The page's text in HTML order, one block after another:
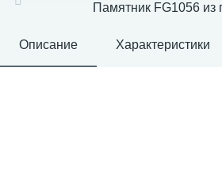
Памятник FG1056 из
Описание Характеристики